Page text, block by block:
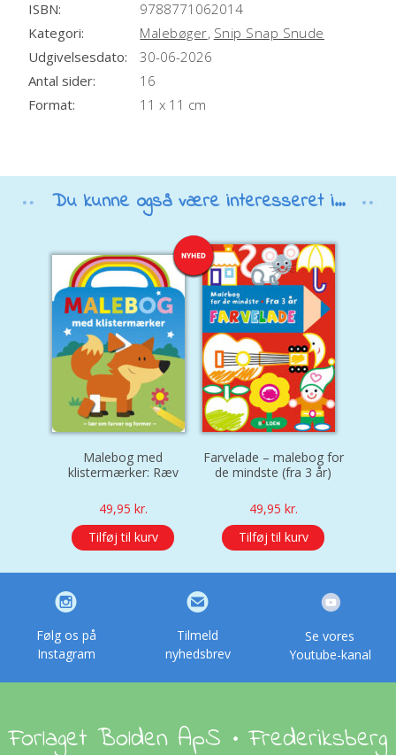
ISBN:
9788771062014
Kategori:
Malebøger, Snip Snap Snude
Udgivelsesdato:
30-06-2026
Antal sider:
16
Format:
11 x 11 cm
Du kunne også være interesseret i...
Malebog med
klistermærker: Ræv
49,95 kr.
Tilføj til kurv
Farvelade – malebog for
de mindste (fra 3 år)
49,95 kr.
Tilføj til kurv
Følg os på
Instagram
Tilmeld
nyhedsbrev
Se vores
Youtube-kanal
Forlaget Bolden ApS • Frederiksberg